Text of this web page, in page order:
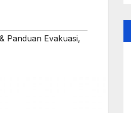
Panduan Evakuasi,